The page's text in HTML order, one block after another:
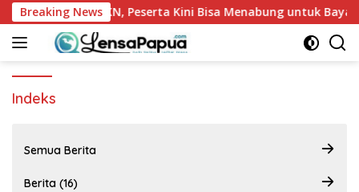
Langsung
ke
konten
Breaking News
NADI JKN, Peserta Kini Bisa Menabung untuk Bayar
Indeks
Semua Berita
Berita (16)